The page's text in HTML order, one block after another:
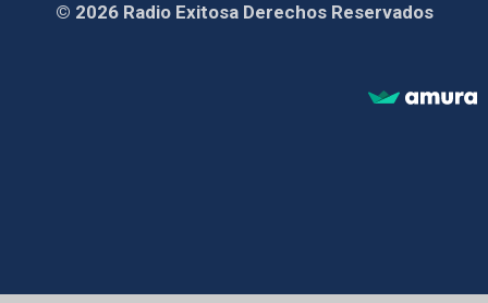
© 2026 Radio Exitosa Derechos Reservados